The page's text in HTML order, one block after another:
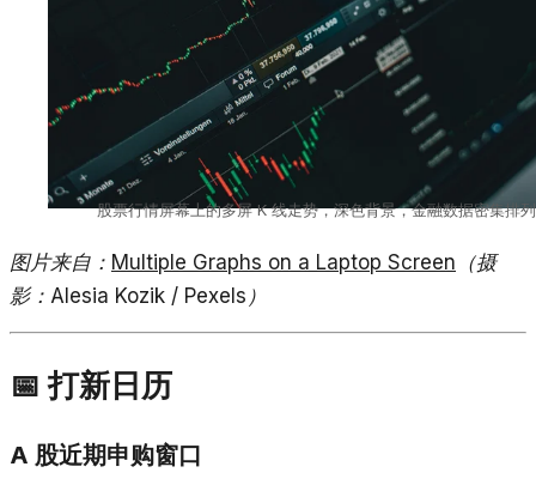
股票行情屏幕上的多屏 K 线走势，深色背景，金融数据密集排列
图片来自： Multiple Graphs on a Laptop Screen （摄
影：Alesia Kozik / Pexels）
📅 打新日历
A 股近期申购窗口